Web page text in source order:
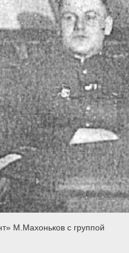
М.Махоньков с группой